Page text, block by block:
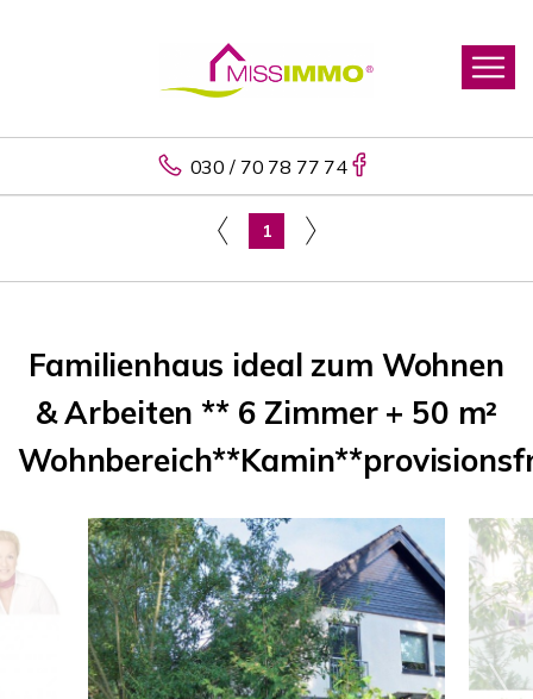
030 / 70 78 77 74
1
Familienhaus ideal zum Wohnen
& Arbeiten ** 6 Zimmer + 50 m²